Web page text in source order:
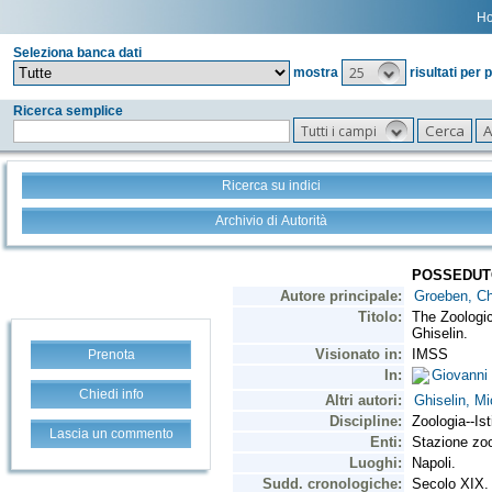
Seleziona banca dati
mostra
25 risultati per
Ricerca semplice
Tutti i campi
Ricerca su indici
Archivio di Autorità
Prenota
Chiedi info
Lascia un commento